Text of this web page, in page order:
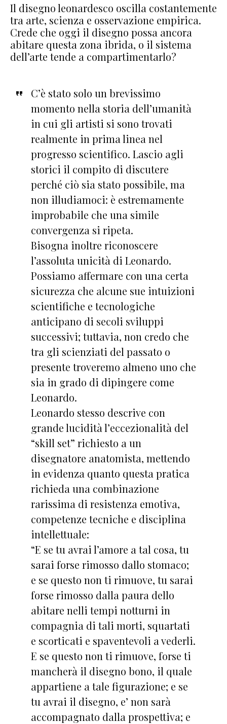
Il disegno leonardesco oscilla costantemente
tra arte, scienza e osservazione empirica.
Crede che oggi il disegno possa ancora
abitare questa zona ibrida, o il sistema
dell’arte tende a compartimentarlo?
C’è stato solo un brevissimo
momento nella storia dell’umanità
in cui gli artisti si sono trovati
realmente in prima linea nel
progresso scientifico. Lascio agli
storici il compito di discutere
perché ciò sia stato possibile, ma
non illudiamoci: è estremamente
improbabile che una simile
convergenza si ripeta.
Bisogna inoltre riconoscere
l’assoluta unicità di Leonardo.
Possiamo affermare con una certa
sicurezza che alcune sue intuizioni
scientifiche e tecnologiche
anticipano di secoli sviluppi
successivi; tuttavia, non credo che
tra gli scienziati del passato o
presente troveremo almeno uno che
sia in grado di dipingere come
Leonardo.
Leonardo stesso descrive con
grande lucidità l’eccezionalità del
“skill set” richiesto a un
disegnatore anatomista, mettendo
in evidenza quanto questa pratica
richieda una combinazione
rarissima di resistenza emotiva,
competenze tecniche e disciplina
intellettuale:
“E se tu avrai l’amore a tal cosa, tu
sarai forse rimosso dallo stomaco;
e se questo non ti rimuove, tu sarai
forse rimosso dalla paura dello
abitare nelli tempi notturni in
compagnia di tali morti, squartati
e scorticati e spaventevoli a vederli.
E se questo non ti rimuove, forse ti
mancherà il disegno bono, il quale
appartiene a tale figurazione; e se
tu avrai il disegno, e’ non sarà
accompagnato dalla prospettiva; e